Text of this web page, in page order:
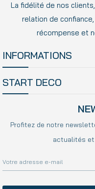
La fidélité de nos
relation de
récompense et
INFORMATIONS
START DECO
Profitez de notre
actualités